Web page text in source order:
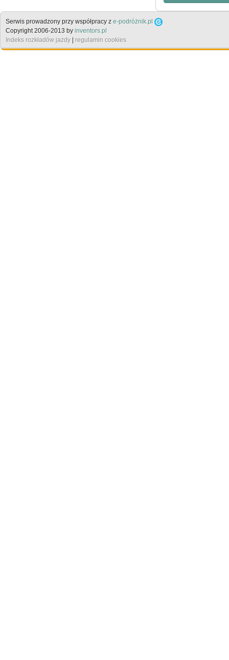
Serwis prowadzony przy współpracy z e-podróżnik.pl
Copyright 2006-2013 by inventors.pl
Indeks rozkładów jazdy
regulamin cookies